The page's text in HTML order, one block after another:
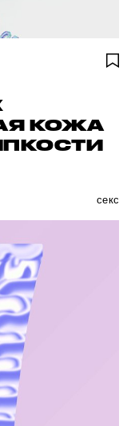
КОЖА
секс